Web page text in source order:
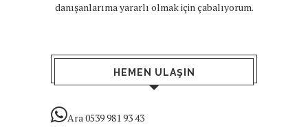
danışanlarıma yararlı olmak için çabalıyorum.
HEMEN ULAŞIN
Ara 0539 981 93 43